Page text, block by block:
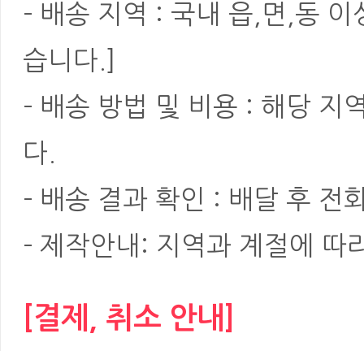
- 배송 지역 : 국내 읍,면,동
습니다.]
- 배송 방법 및 비용 : 해당 지
다.
- 배송 결과 확인 : 배달 후 전
- 제작안내: 지역과 계절에 따
[결제, 취소 안내]